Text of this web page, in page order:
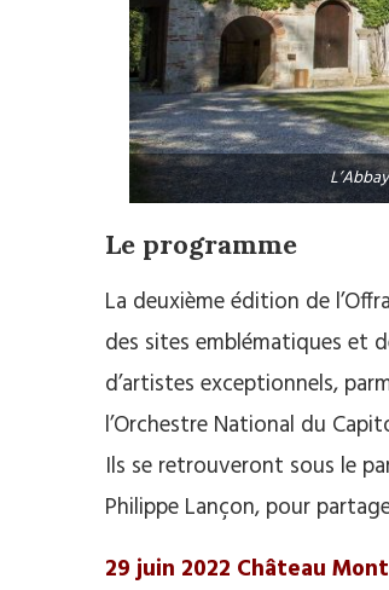
Le programme
La deuxième édition de
des sites emblématiques et
d’artistes exceptionnels,
l’Orchestre National du
Ils se retrouveront sous le
Philippe Lançon, pour
29 juin 2022 Château